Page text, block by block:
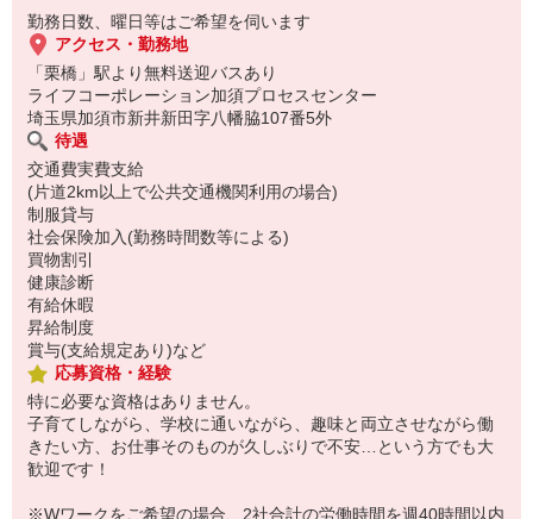
勤務日数、曜日等はご希望を伺います
アクセス・勤務地
「栗橋」駅より無料送迎バスあり
ライフコーポレーション加須プロセスセンター
埼玉県加須市新井新田字八幡脇107番5外
待遇
交通費実費支給
(片道2km以上で公共交通機関利用の場合)
制服貸与
社会保険加入(勤務時間数等による)
買物割引
健康診断
有給休暇
昇給制度
賞与(支給規定あり)など
応募資格・経験
特に必要な資格はありません。
子育てしながら、学校に通いながら、趣味と両立させながら働
きたい方、お仕事そのものが久しぶりで不安…という方でも大
歓迎です！
※Wワークをご希望の場合、2社合計の労働時間を週40時間以内